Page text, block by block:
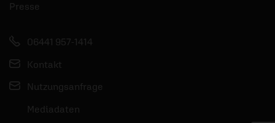
Presse
06441 957-1414
Kontakt
Nutzungsanfrage
Mediadaten